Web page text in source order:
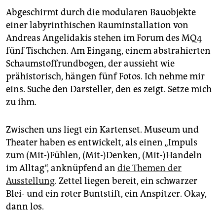
Abgeschirmt durch die modularen Bauobjekte
einer labyrinthischen Rauminstallation von
Andreas Angelidakis stehen im Forum des MQ4
fünf Tischchen. Am Eingang, einem ab­stra­hierten
Schaumstoffrundbogen, der aussieht wie
prähistorisch, hängen fünf Fotos. Ich nehme mir
eins. Suche den Darsteller, den es zeigt. Setze mich
zu ihm.
Zwischen uns liegt ein Kartenset. Museum und
Theater haben es entwickelt, als einen „Impuls
zum (Mit-)Fühlen, (Mit-)Denken, (Mit-)Handeln
im Alltag“, anknüpfend an die Themen der
Ausstellung. Zettel liegen bereit, ein schwarzer
Blei- und ein roter Buntstift, ein Anspitzer. Okay,
dann los.